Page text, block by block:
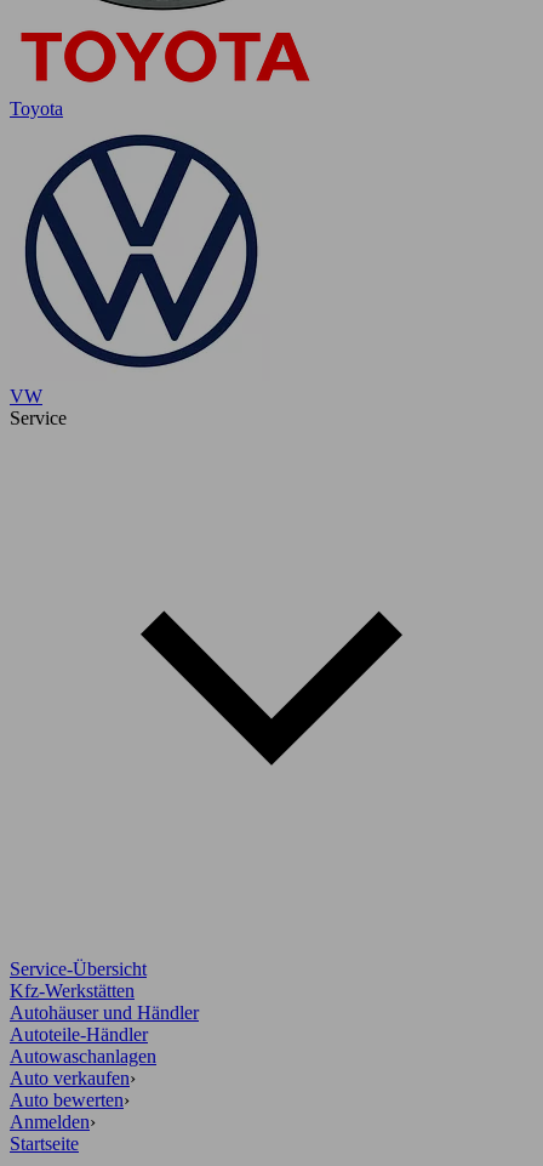
Toyota
VW
Service
Service-Übersicht
Kfz-Werkstätten
Autohäuser und Händler
Autoteile-Händler
Autowaschanlagen
Auto verkaufen›
Auto bewerten›
Anmelden›
Startseite